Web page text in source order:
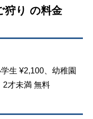
狩り の料金
生 ¥2,100、幼稚園
2才未満 無料